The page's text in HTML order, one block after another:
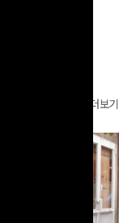
더보기